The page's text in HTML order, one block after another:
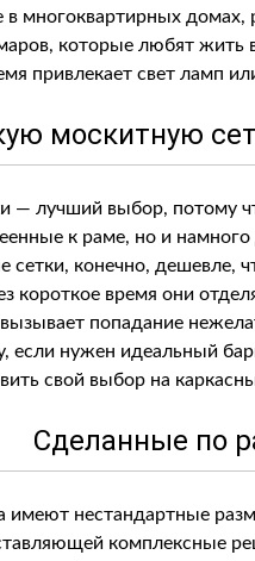
многоквартирных домах,
которые любят жить
привлекает свет ламп
москитную
— лучший выбор, потому
к раме, но и намного
конечно, дешевле,
короткое время они
попадание
если нужен идеальный
свой выбор на
Сделанные по
имеют нестандартные
комплексные